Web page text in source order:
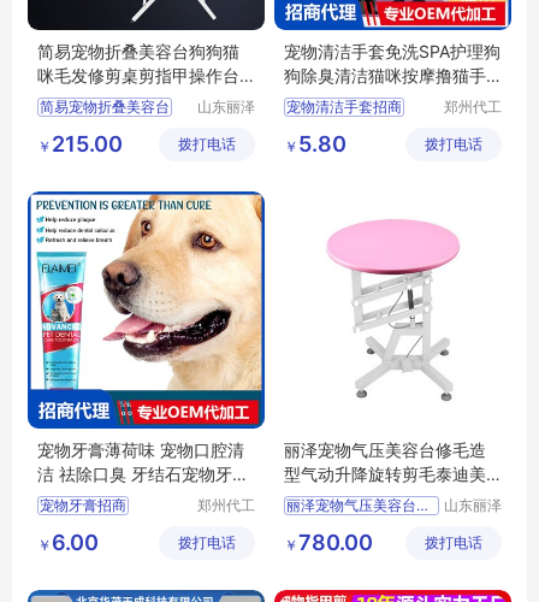
简易宠物折叠美容台狗狗猫
咪毛发修剪桌剪指甲操作台
丽泽
简易宠物折叠美容台
狗狗及用品
山东丽泽
有限公司
￥ 215.00 拨打电话
宠物清洁手套免洗SPA护理狗
狗除臭清洁猫咪按摩撸猫手
套批发
宠物清洁手套招商
宠物清洁手套定制
郑州代工
技有限公
￥ 5.80 拨打电话
宠物牙膏薄荷味 宠物口腔清
洁 祛除口臭 牙结石宠物牙膏
批发定制
宠物牙膏招商
宠物牙膏批发
宠物口腔清洁定制
郑州代工
技有限公
￥ 6.00 拨打电话
丽泽宠物气压美容台修毛造
型气动升降旋转剪毛泰迪美
容桌
丽泽宠物气压美容台修毛造型气动升降旋转剪毛泰迪美容桌
狗狗及用品
山东丽泽
有限公司
￥ 780.00 拨打电话